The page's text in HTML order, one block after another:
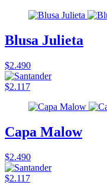
Blusa Julieta
$2.490
$2.117
Capa Malow
$2.490
$2.117